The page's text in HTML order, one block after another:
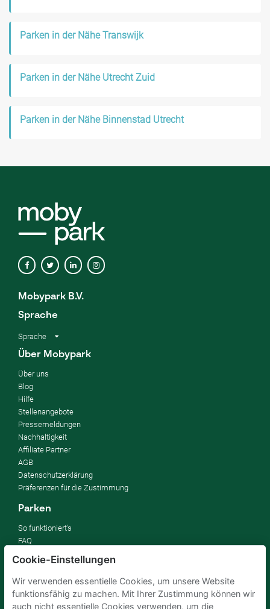
Parken in der Nähe Transwijk
Parken in der Nähe Utrecht Zuid
Parken in der Nähe Binnenstad Utrecht
Cookie-Einstellungen
Wir verwenden essentielle Cookies, um unsere Website
funktionsfähig zu machen. Mit Ihrer Zustimmung können wir
auch nicht essentielle Cookies verwenden, um die
Mobypark B.V.
Sprache
Sprache
Über Mobypark
Über uns
Blog
Hilfe
Stellenangebote
Pressemeldungen
Nachhaltigkeit
Affiliate Partner
AGB
Datenschutzerklärung
Präferenzen für die Zustimmung
Parken
So funktioniert's
FAQ
Vermieten
Parkplatz vermieten
Für Unternehmen
Verbessern Sie Ihre SDGs